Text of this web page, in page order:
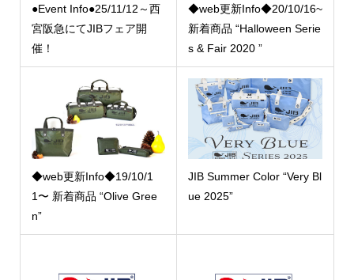
●Event Info●25/11/12～西
宮阪急にてJIBフェア開
催！
◆web更新Info◆20/10/16~
新着商品 “Halloween Serie
s & Fair 2020 ”
◆web更新Info◆19/10/1
1〜 新着商品 “Olive Gree
n”
JIB Summer Color “Very Bl
ue 2025”